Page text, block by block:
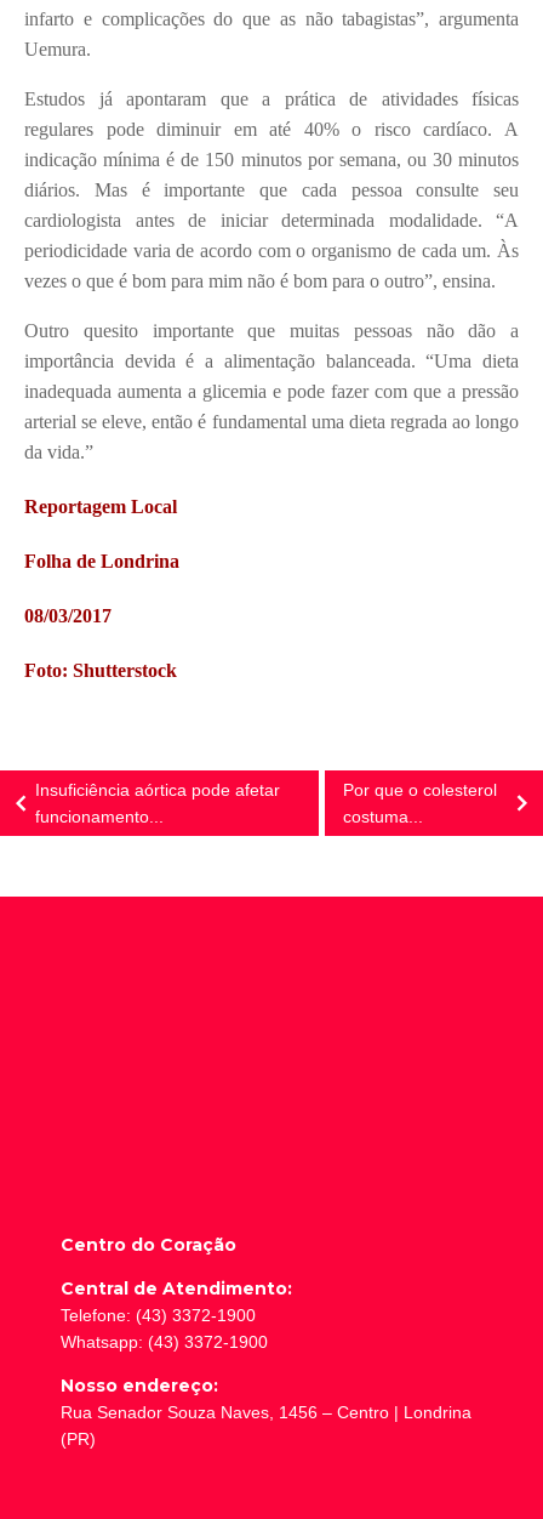
infarto e complicações do que as não tabagistas”, argumenta
Uemura.
Estudos já apontaram que a prática de atividades físicas
regulares pode diminuir em até 40% o risco cardíaco. A
indicação mínima é de 150 minutos por semana, ou 30 minutos
diários. Mas é importante que cada pessoa consulte seu
cardiologista antes de iniciar determinada modalidade. “A
periodicidade varia de acordo com o organismo de cada um. Às
vezes o que é bom para mim não é bom para o outro”, ensina.
Outro quesito importante que muitas pessoas não dão a
importância devida é a alimentação balanceada. “Uma dieta
inadequada aumenta a glicemia e pode fazer com que a pressão
arterial se eleve, então é fundamental uma dieta regrada ao longo
da vida.”
Reportagem Local
Folha de Londrina
08/03/2017
Foto: Shutterstock
Insuficiência aórtica pode afetar
funcionamento...
Por que o colesterol
costuma...
Centro do Coração
Central de Atendimento:
Telefone: (43) 3372-1900
Whatsapp: (43) 3372-1900
Nosso endereço:
Rua Senador Souza Naves, 1456 – Centro | Londrina
(PR)